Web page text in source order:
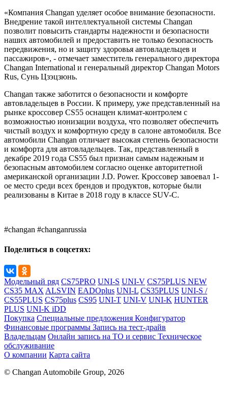
«Компания Changan уделяет особое внимание безопасности.
Внедрение такой интеллектуальной системы Changan
позволит повысить стандарты надежности и безопасности
наших автомобилей и предоставить не только безопасность
передвижения, но и защиту здоровья автовладельцев и
пассажиров», - отмечает заместитель генерального директора
Changan International и генеральный директор Changan Motors
Rus, Сунь Цзэцзюнь.
Changan также заботится о безопасности и комфорте
автовладельцев в России. К примеру, уже представленный на
рынке кроссовер CS55 оснащен климат-контролем с
возможностью ионизации воздуха, что позволяет обеспечить
чистый воздух и комфортную среду в салоне автомобиля. Все
автомобили Changan отличает высокая степень безопасности
и комфорта для автовладельцев. Так, представленный в
декабре 2019 года CS55 был признан самым надежным и
безопасным автомобилем согласно оценке авторитетной
американской организации J.D. Power. Кроссовер завоевал 1-
ое место среди всех брендов и продуктов, которые были
реализованы в Китае в 2018 году в классе SUV-C.
#changan #changanrussia
Поделиться в соцсетях:
Модельный ряд CS75PRO UNI-S UNI-V CS75PLUS NEW
CS35 MAX ALSVIN EADOplus UNI-L CS35PLUS UNI-S /
CS55PLUS CS75plus CS95 UNI-T UNI-V UNI-K HUNTER
PLUS UNI-K iDD
Покупка Специальные предложения Конфигуратор
Финансовые программы Запись на тест-драйв
Владельцам Онлайн запись на ТО и сервис Техническое
обслуживание
О компании Карта сайта
© Changan Automobile Group, 2026